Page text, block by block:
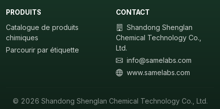
PRODUITS
Catalogue de produits
chimiques
Parcourir par étiquette
CONTACT
Shandong Shenglan
Chemical Technology Co.,
Ltd.
info@samelabs.com
www.samelabs.com
© 2026 Shandong Shenglan Chemical Technology Co., Ltd.